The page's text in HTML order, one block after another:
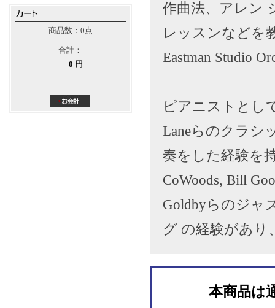
商品数：0点
合計：
0 円
作曲法、アレン
レッスンなどを
Eastman Studio
ピアニストとし
Laneらのクラシ
奏をした経験を
CoWoods, Bill
Goldbyらのジャ
グ の経験があり
本商品は